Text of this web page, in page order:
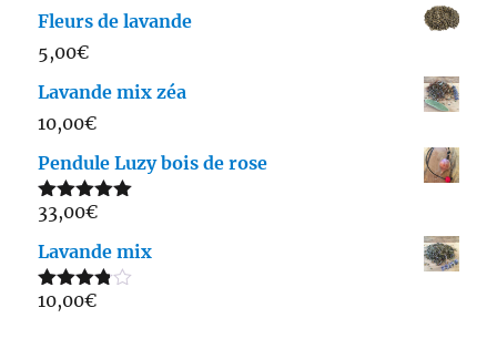
Fleurs de lavande
5,00€
Lavande mix zéa
10,00€
Pendule Luzy bois de rose
Note5.00
33,00€
Lavande mix
Note
10,00€